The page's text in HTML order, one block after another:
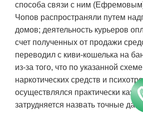
способа связи с ним
Чопов распространяли путем
домов; деятельность курьеров
счет полученных от продажи
переводил с киви-кошелька на
из-за того, что по указанной
наркотических средств и
осуществлялся практически
затрудняется назвать точные